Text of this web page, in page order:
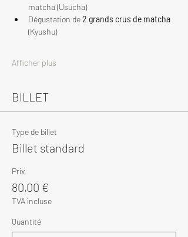
matcha (Usucha)
Dégustation de 2 grands crus de matcha
(Kyushu)
Afficher plus
BILLET
Type de billet
Billet standard
Prix
80,00 €
TVA incluse
Quantité